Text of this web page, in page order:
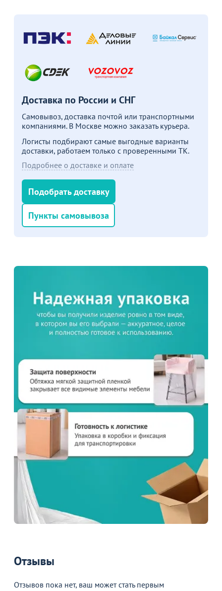
Доставка по России и СНГ
Самовывоз, доставка почтой или транспортными
компаниями. В Москве можно заказать курьера.
Логисты подбирают самые выгодные варианты
доставки, работаем только с проверенными ТК.
Подробнее о доставке и оплате
Подобрать доставку
Пункты самовывоза
Отзывы
Отзывов пока нет, ваш может стать первым
Товар в корзине
Чехол на стул 70, журавинка белый
от
2 190 ₽
В корзине